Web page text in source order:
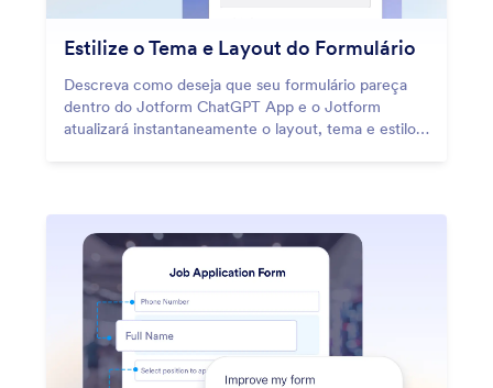
Estilize o Tema e Layout do Formulário
Descreva como deseja que seu formulário pareça
dentro do Jotform ChatGPT App e o Jotform
atualizará instantaneamente o layout, tema e estilo